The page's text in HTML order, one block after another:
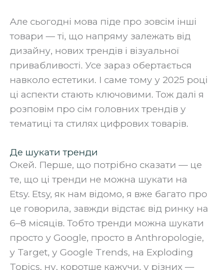
‍Але сьогодні мова піде про зовсім інші
товари — ті, що напряму залежать від
дизайну, нових трендів і візуальної
привабливості. Усе зараз обертається
навколо естетики. І саме тому у 2025 році
ці аспекти стають ключовими. Тож далі я
розповім про сім головних трендів у
тематиці та стилях цифрових товарів.
Де шукати тренди
Окей. Перше, що потрібно сказати — це
те, що ці тренди не можна шукати на
Etsy. Etsy, як нам відомо, я вже багато про
це говорила, завжди відстає від ринку на
6–8 місяців. Тобто тренди можна шукати
просто у Google, просто в Anthropologie,
у Target, у Google Trends, на Exploding
Topics, ну, коротше кажучи, у різних —